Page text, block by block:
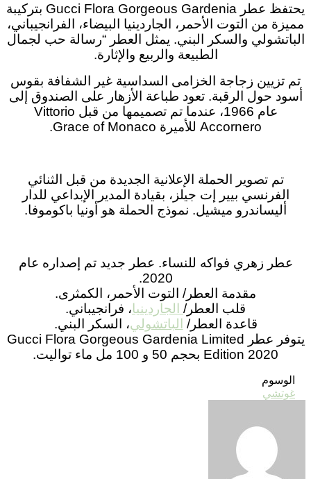
يحتفظ عطر Gucci Flora Gorgeous Gardenia بتركيبة
مميزة من التوت الأحمر، الجاردينيا البيضاء، الفرانجيباني،
الباتشولي والسكر البني. يمثل العطر “رسالة حب لجمال
الطبيعة والربيع والإثارة.
تم تزيين زجاجة الخزامى السداسية غير الشفافة بقوس
أسود حول الرقبة. تعود طباعة الأزهار على الصندوق إلى
عام 1966، عندما تم تصميمها من قبل Vittorio
Accornero للأميرة Grace of Monaco.
تم تصوير الحملة الإعلانية الجديدة من قبل الثنائي
الفرنسي بيير إت جيلز، بقيادة المدير الإبداعي للدار
أليساندرو ميشيل. نموذج الحملة هو أونيا باكوموفا.
عطر زهري فواكه للنساء. عطر جديد تم إصداره عام
2020.
مقدمة العطر/ التوت الأحمر، الكمثرى.
قلب العطر/ الجاردينيا، فرانجيباني.
قاعدة العطر/ الباتشولي، السكر البني.
يتوفر عطر Gucci Flora Gorgeous Gardenia Limited
Edition 2020 بحجم 50 و 100 مل ماء تواليت.
الوسوم
غوتشي